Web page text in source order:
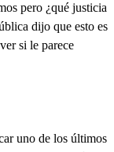
pero ¿qué justicia
dijo que esto es
si le parece
uno de los últimos